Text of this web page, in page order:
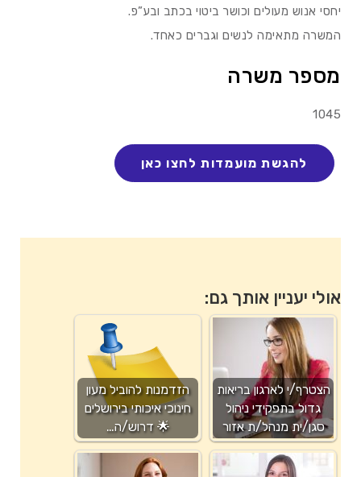
יחסי אנוש מעולים וכושר ביטוי בכתב ובע”פ.
המשרה מתאימה לנשים וגברים כאחד.
מספר משרה
1045
אולי יעניין אותך גם:
הצטרף/י לארגון בריאות
גדול בתפקידי ניהול
סגן/ית מנהל/ת אזור
הזדמנות להוביל מעון
חינוכי איכותי בירושלים
🌟 דרוש/ה…